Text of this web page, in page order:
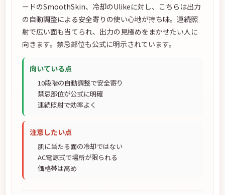
ードのSmoothSkin、冷却のUlikeに対し、こちらは出力
の自動調整による安全寄りの使い心地が持ち味。連続照
射で広い面も当てられ、出力の見極めをまかせたい人に
向きます。禁忌部位も公式に明示されています。
向いている点
10段階の自動調整で安全寄り
禁忌部位が公式に明確
連続照射で効率よく
注意したい点
肌に当たる面の冷却ではない
AC電源式で場所が限られる
価格帯は高め